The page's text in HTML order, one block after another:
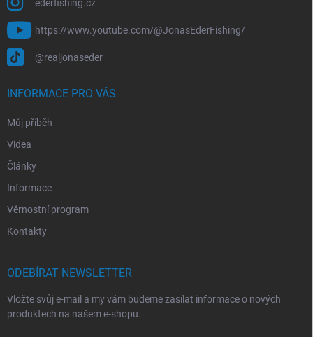
ederfishing.cz
https://www.youtube.com/@JonasEderFishing/
@realjonaseder
INFORMACE PRO VÁS
Můj příběh
Videa
Články
Informace
Věrnostní program
Kontakty
ODEBÍRAT NEWSLETTER
Vložte svůj e-mail a my vám budeme zasílat informace o nových
produktech na našem e-shopu.